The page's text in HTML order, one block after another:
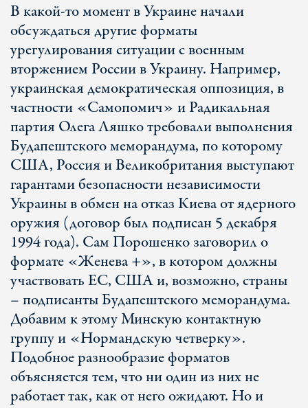
В какой-то момент в Украине начали
обсуждаться другие форматы
урегулирования ситуации с военным
вторжением России в Украину. Например,
украинская демократическая оппозиция, в
частности «Самопомич» и Радикальная
партия Олега Ляшко требовали выполнения
Будапештского меморандума, по которому
США, Россия и Великобритания выступают
гарантами безопасности независимости
Украины в обмен на отказ Киева от ядерного
оружия (договор был подписан 5 декабря
1994 года). Сам Порошенко заговорил о
формате «Женева +», в котором должны
участвовать ЕС, США и, возможно, страны
– подписанты Будапештского меморандума.
Добавим к этому Минскую контактную
группу и «Нормандскую четверку».
Подобное разнообразие форматов
объясняется тем, что ни один из них не
работает так, как от него ожидают. Но и